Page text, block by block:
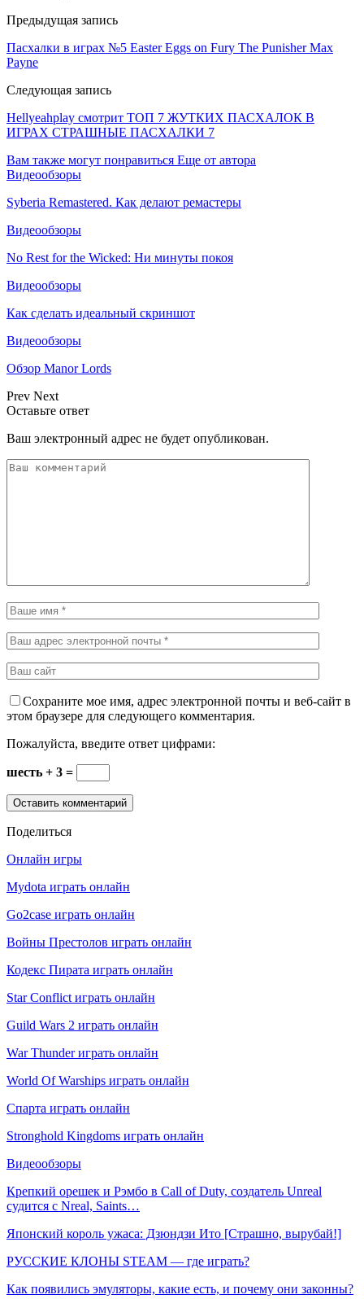
Предыдущая запись
Пасхалки в играх №5 Easter Eggs on Fury The Punisher Max
Payne
Следующая запись
Hellyeahplay смотрит ТОП 7 ЖУТКИХ ПАСХАЛОК В
ИГРАХ СТРАШНЫЕ ПАСХАЛКИ 7
Вам также могут понравиться Еще от автора
Видеообзоры
Syberia Remastered. Как делают ремастеры
Видеообзоры
No Rest for the Wicked: Ни минуты покоя
Видеообзоры
Как сделать идеальный скриншот
Видеообзоры
Обзор Manor Lords
Prev Next
Оставьте ответ
Ваш электронный адрес не будет опубликован.
Сохраните мое имя, адрес электронной почты и веб-сайт в
этом браузере для следующего комментария.
Пожалуйста, введите ответ цифрами:
шесть + 3 =
Поделиться
Онлайн игры
Mydota играть онлайн
Go2case играть онлайн
Войны Престолов играть онлайн
Кодекс Пирата играть онлайн
Star Conflict играть онлайн
Guild Wars 2 играть онлайн
War Thunder играть онлайн
World Of Warships играть онлайн
Спарта играть онлайн
Stronghold Kingdoms играть онлайн
Видеообзоры
Крепкий орешек и Рэмбо в Call of Duty, создатель Unreal
судится с Nreal, Saints…
Японский король ужаса: Дзюндзи Ито [Страшно, вырубай!]
РУССКИЕ КЛОНЫ STEAM — где играть?
Как появились эмуляторы, какие есть, и почему они законны?